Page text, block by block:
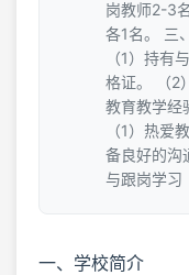
岗教师2-3
各1名。 三
（1）持有
格证。 （2
教育教学经
（1）热爱
备良好的沟
与跟岗学习
一、学校简介